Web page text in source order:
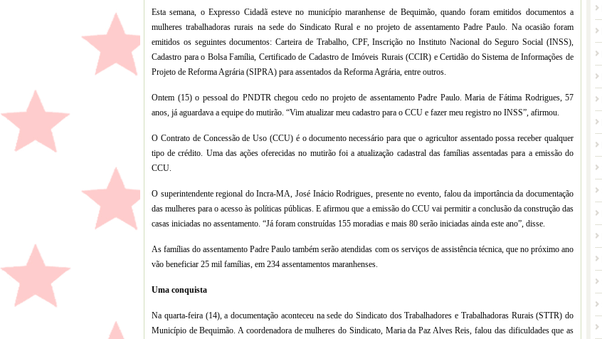
Esta semana, o Expresso Cidadã esteve no município maranhense de Bequimão, quando foram emitidos documentos a
mulheres trabalhadoras rurais na sede do Sindicato Rural e no projeto de assentamento Padre Paulo. Na ocasião foram
emitidos os seguintes documentos: Carteira de Trabalho, CPF, Inscrição no Instituto Nacional do Seguro Social (INSS),
Cadastro para o Bolsa Família, Certificado de Cadastro de Imóveis Rurais (CCIR) e Certidão do Sistema de Informações de
Projeto de Reforma Agrária (SIPRA) para assentados da Reforma Agrária, entre outros.
Ontem (15) o pessoal do PNDTR chegou cedo no projeto de assentamento Padre Paulo. Maria de Fátima Rodrigues, 57
anos, já aguardava a equipe do mutirão. “Vim atualizar meu cadastro para o CCU e fazer meu registro no INSS”, afirmou.
O Contrato de Concessão de Uso (CCU) é o documento necessário para que o agricultor assentado possa receber qualquer
tipo de crédito. Uma das ações oferecidas no mutirão foi a atualização cadastral das famílias assentadas para a emissão do
CCU.
O superintendente regional do Incra-MA, José Inácio Rodrigues, presente no evento, falou da importância da documentação
das mulheres para o acesso às políticas públicas. E afirmou que a emissão do CCU vai permitir a conclusão da construção das
casas iniciadas no assentamento. “Já foram construídas 155 moradias e mais 80 serão iniciadas ainda este ano”, disse.
As famílias do assentamento Padre Paulo também serão atendidas com os serviços de assistência técnica, que no próximo ano
vão beneficiar 25 mil famílias, em 234 assentamentos maranhenses.
Uma conquista
Na quarta-feira (14), a documentação aconteceu na sede do Sindicato dos Trabalhadores e Trabalhadoras Rurais (STTR) do
Município de Bequimão. A coordenadora de mulheres do Sindicato, Maria da Paz Alves Reis, falou das dificuldades que as